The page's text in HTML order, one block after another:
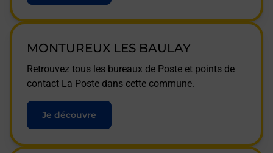
MONTUREUX LES BAULAY
Retrouvez tous les bureaux de Poste et points de
contact La Poste dans cette commune.
Je découvre